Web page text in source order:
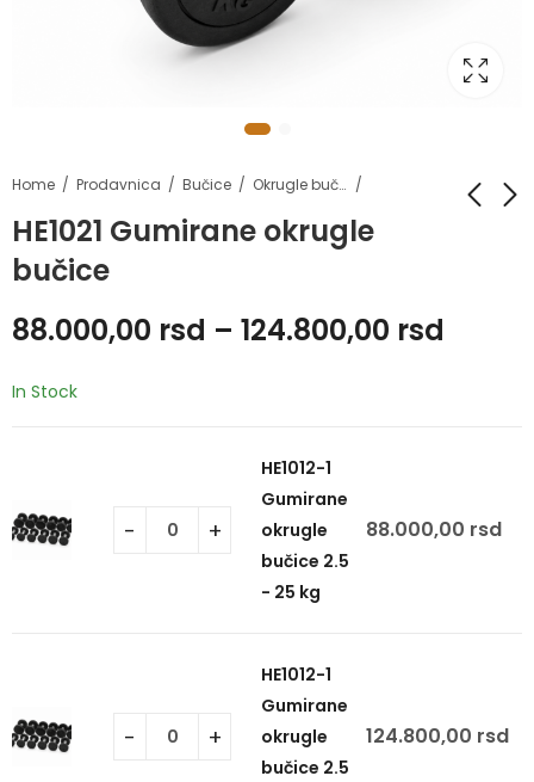
Home Prodavnica Bučice Okrugle bučice
HE1021 Gumirane okrugle
bučice
30 kg
8.240,00rsd
25 kg
88.000,00
88.000,00 rsd – 124.800,00 rsd
In Stock
HE1012-1
Gumirane
okrugle
bučice 2.5
- 25 kg
88.000,00 rsd
HE1012-1
Gumirane
okrugle
bučice 2.5
124.800,00 rsd